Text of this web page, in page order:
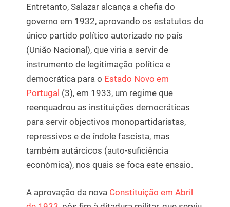
Entretanto, Salazar alcança a chefia do
governo em 1932, aprovando os estatutos do
único partido político autorizado no país
(União Nacional), que viria a servir de
instrumento de legitimação política e
democrática para o Estado Novo em
Portugal (3), em 1933, um regime que
reenquadrou as instituições democráticas
para servir objectivos monopartidaristas,
repressivos e de índole fascista, mas
também autárcicos (auto-suficiência
económica), nos quais se foca este ensaio.
A aprovação da nova Constituição em Abril